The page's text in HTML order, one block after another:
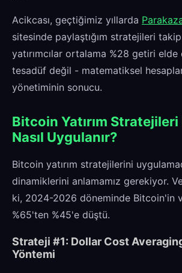
Acikcası, geçtiğimiz yıllarda
sitesinde paylaştığım stratejileri
yatırımcılar ortalama %28 getiri
tesadüf değil - matematiksel
yönetiminin sonucu.
Bitcoin Yatırım
Nasıl Uygulanır?
Bitcoin yatırım stratejilerini
dinamiklerini anlamamız gerekiyor.
ki, 2024-2026 döneminde Bitcoin'in
%65'ten %45'e düştü.
Strateji #1: Dollar Cost
Yöntemi